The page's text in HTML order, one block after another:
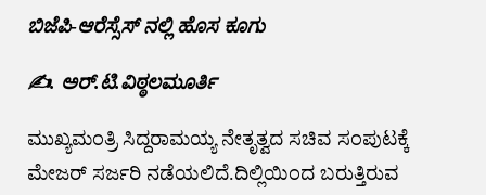
ಬಿಜೆಪಿ-ಆರೆಸ್ಸೆಸ್ ನಲ್ಲಿ ಹೊಸ ಕೂಗು
✍️. ಅರ್.ಟಿ.ವಿಠ್ಠಲಮೂರ್ತಿ
ಮುಖ್ಯಮಂತ್ರಿ ಸಿದ್ದರಾಮಯ್ಯ ನೇತೃತ್ವದ ಸಚಿವ ಸಂಪುಟಕ್ಕೆ
ಮೇಜರ್ ಸರ್ಜರಿ ನಡೆಯಲಿದೆ.ದಿಲ್ಲಿಯಿಂದ ಬರುತ್ತಿರುವ